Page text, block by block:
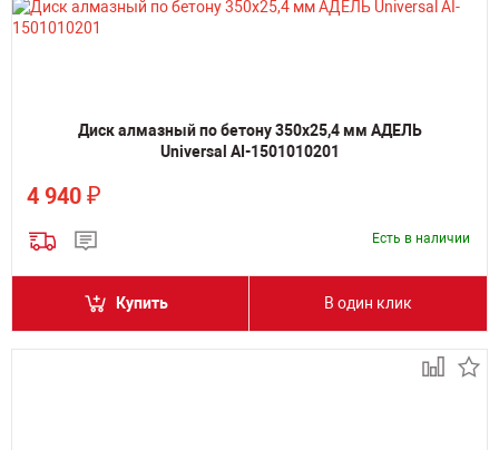
Диск алмазный по бетону 350х25,4 мм АДЕЛЬ
Universal AI-1501010201
4 940 ₽
Есть в наличии
Купить В один клик